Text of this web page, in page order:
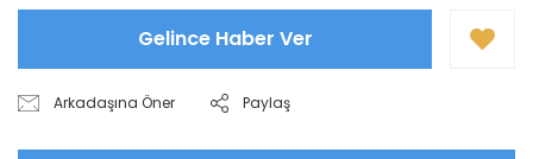
Gelince Haber Ver
Arkadaşına Öner Paylaş